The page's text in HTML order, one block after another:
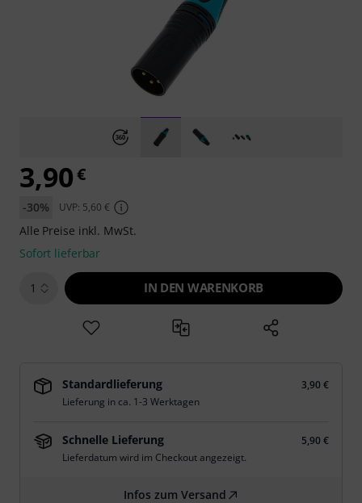
3,90€
-30% UVP: 5,60 €
Alle Preise inkl. MwSt.
Sofort lieferbar
1 IN DEN WARENKORB
Standardlieferung
3,90 €
Lieferung in ca. 1-3 Werktagen
Schnelle Lieferung
5,90 €
Lieferdatum wird im Checkout angezeigt.
Infos zum Versand